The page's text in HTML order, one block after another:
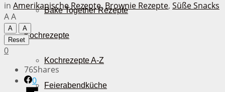
Bake Together Rezepte
Kochrezepte
Kochrezepte A-Z
Feierabendküche
in Amerikanische Rezepte,Brownie Rezepte, Süße Snacks
AA
A
A
Reset
0
76Shares
0